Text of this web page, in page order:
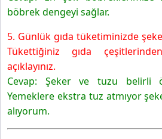
böbrek dengeyi sağlar.
5. Günlük gıda tüketiminizde
Tükettiğiniz gıda
açıklayınız.
Cevap: Şeker ve tuzu belirli
Yemeklere ekstra tuz atmıyor
alıyorum.